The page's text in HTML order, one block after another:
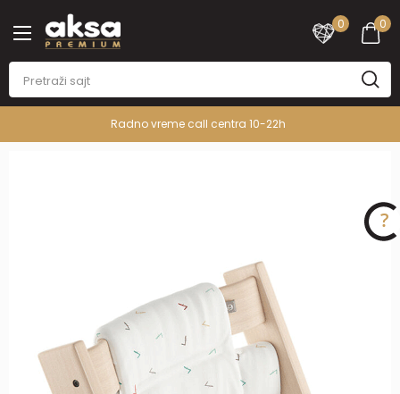
0
0
Radno vreme call centra 10-22h